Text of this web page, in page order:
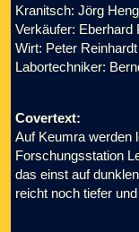
Kranitsch: Jörg
Verkäufer: Eberhard
Wirt: Peter Reinhardt
Labortechniker:
Covertext:
Auf Keumra werden
Forschungsstation
das einst auf
reicht noch tiefer